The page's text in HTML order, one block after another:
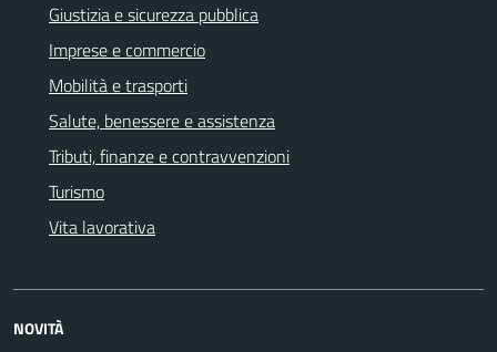
Giustizia e sicurezza pubblica
Imprese e commercio
Mobilità e trasporti
Salute, benessere e assistenza
Tributi, finanze e contravvenzioni
Turismo
Vita lavorativa
NOVITÀ